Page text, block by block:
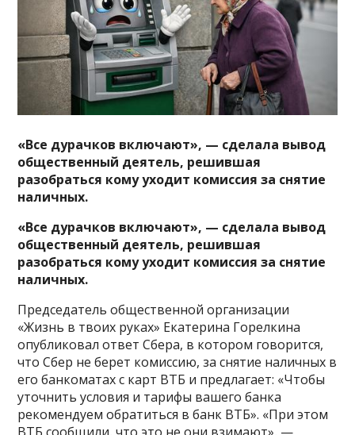
«Все дурачков включают», — сделала вывод
общественный деятель, решившая
разобраться кому уходит комиссия за снятие
наличных.
«Все дурачков включают», — сделала вывод
общественный деятель, решившая
разобраться кому уходит комиссия за снятие
наличных.
Председатель общественной организации
«Жизнь в твоих руках» Екатерина Горелкина
опубликовал ответ Сбера, в котором говорится,
что Сбер не берет комиссию, за снятие наличных в
его банкоматах с карт ВТБ и предлагает: «Чтобы
уточнить условия и тарифы вашего банка
рекомендуем обратиться в банк ВТБ». «При этом